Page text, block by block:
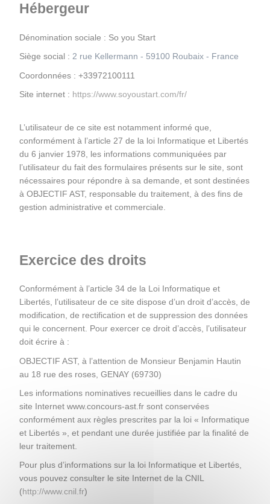
Hébergeur
Dénomination sociale : So you Start
Siège social : 2 rue Kellermann - 59100 Roubaix - France
Coordonnées : +33972100111
Site internet : https://www.soyoustart.com/fr/
L’utilisateur de ce site est notamment informé que,
conformément à l’article 27 de la loi Informatique et Libertés
du 6 janvier 1978, les informations communiquées par
l’utilisateur du fait des formulaires présents sur le site, sont
nécessaires pour répondre à sa demande, et sont destinées
à OBJECTIF AST, responsable du traitement, à des fins de
gestion administrative et commerciale.
Exercice des droits
Conformément à l’article 34 de la Loi Informatique et
Libertés, l’utilisateur de ce site dispose d’un droit d’accès, de
modification, de rectification et de suppression des données
qui le concernent. Pour exercer ce droit d’accès, l’utilisateur
doit écrire à :
OBJECTIF AST, à l’attention de Monsieur Benjamin Hautin
au 18 rue des roses, GENAY (69730)
Les informations nominatives recueillies dans le cadre du
site Internet www.concours-ast.fr sont conservées
conformément aux règles prescrites par la loi « Informatique
et Libertés », et pendant une durée justifiée par la finalité de
leur traitement.
Pour plus d’informations sur la loi Informatique et Libertés,
vous pouvez consulter le site Internet de la CNIL
(http://www.cnil.fr)